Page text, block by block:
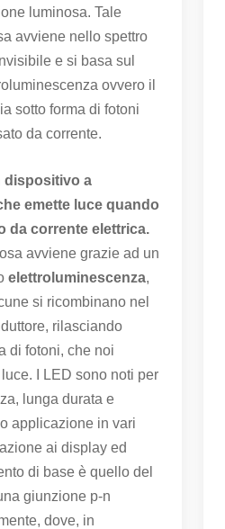
luminosa. Tale
avviene nello spettro
e si basa sul
ovvero il
sotto forma di fotoni
da corrente.
dispositivo a
emette luce quando
da corrente elettrica.
avviene grazie ad un
elettroluminescenza,
si ricombinano nel
rilasciando
di fotoni, che noi
I LED sono noti per
lunga durata e
applicazione in vari
ai display ed
di base è quello del
giunzione p-n
dove, in